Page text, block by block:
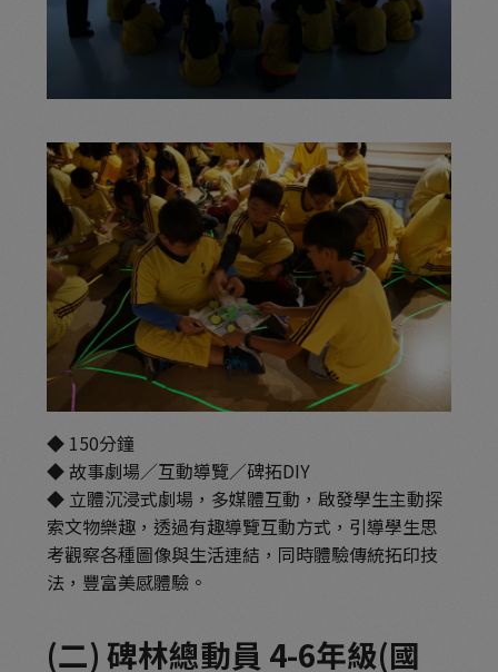
◆ 150分鐘
◆ 故事劇場／互動導覽／碑拓DIY
◆ 立體沉浸式劇場，多媒體互動，啟發學生主動探
索文物樂趣，透過有趣導覽互動方式，引導學生思
考觀察各種圖像與生活連結，同時體驗傳統拓印技
法，豐富美感體驗。
(二) 碑林總動員 4-6年級(國